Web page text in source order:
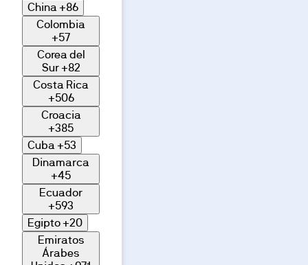
China+86
Colombia
+57
Corea del
Sur+82
Costa Rica
+506
Croacia
+385
Cuba+53
Dinamarca
+45
Ecuador
+593
Egipto+20
Emiratos
Árabes